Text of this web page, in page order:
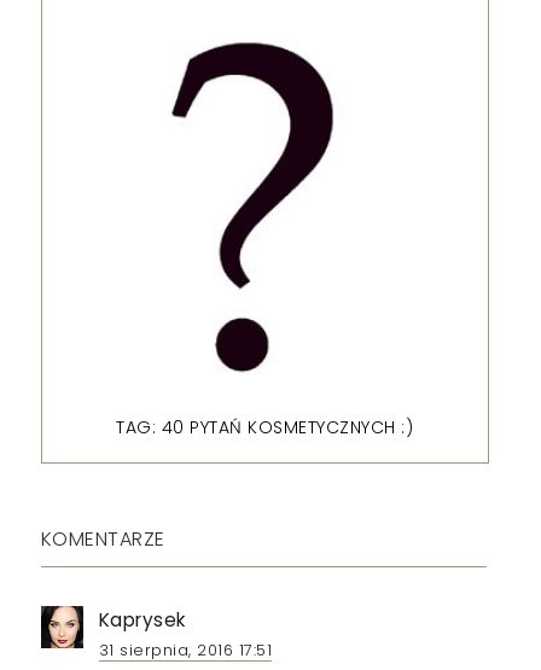
TAG: 40 PYTAŃ KOSMETYCZNYCH :)
KOMENTARZE
Kaprysek
31 sierpnia, 2016 17:51